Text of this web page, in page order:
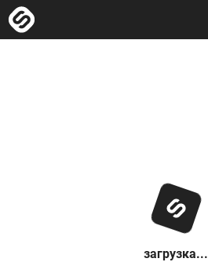
загрузка...